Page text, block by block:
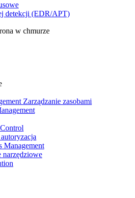
detekcji (EDR/APT)
w chmurze
Zarządzanie zasobami
Management
narzędziowe